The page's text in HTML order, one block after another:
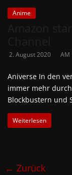
Anime
2. August 2020 AM
Aniverse In den
immer mehr
Blockbustern und
Weiterlesen
← Zurück